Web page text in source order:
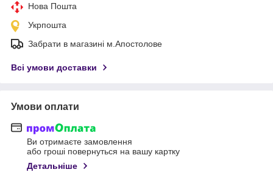
Нова Пошта
Укрпошта
Забрати в магазині м.Апостолове
Всі умови доставки
Умови оплати
Ви отримаєте замовлення
або гроші повернуться на вашу картку
Детальніше